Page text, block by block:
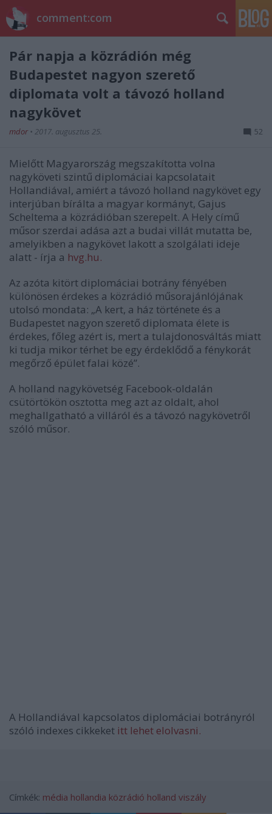
comment:com
Pár napja a közrádión még
Budapestet nagyon szerető
diplomata volt a távozó holland
nagykövet
mdor • 2017. augusztus 25. 52
Mielőtt Magyarország megszakította volna
nagyköveti szintű diplomáciai kapcsolatait
Hollandiával, amiért a távozó holland nagykövet egy
interjúban bírálta a magyar kormányt, Gajus
Scheltema a közrádióban szerepelt. A Hely című
műsor szerdai adása azt a budai villát mutatta be,
amelyikben a nagykövet lakott a szolgálati ideje
alatt - írja a hvg.hu.
Az azóta kitört diplomáciai botrány fényében
különösen érdekes a közrádió műsorajánlójának
utolsó mondata: „A kert, a ház története és a
Budapestet nagyon szerető diplomata élete is
érdekes, főleg azért is, mert a tulajdonosváltás miatt
ki tudja mikor térhet be egy érdeklődő a fénykorát
megőrző épület falai közé”.
A holland nagykövetség Facebook-oldalán
csütörtökön osztotta meg azt az oldalt, ahol
meghallgatható a villáról és a távozó nagykövetről
szóló műsor.
A Hollandiával kapcsolatos diplomáciai botrányról
szóló indexes cikkeket itt lehet elolvasni.
Címkék: média hollandia közrádió holland viszály